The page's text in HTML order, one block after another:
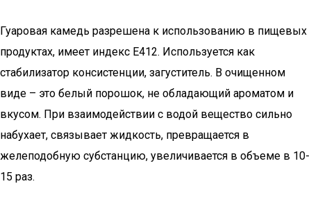
Гуаровая камедь разрешена к использованию в пищевых
продуктах, имеет индекс Е412. Используется как
стабилизатор консистенции, загуститель. В очищенном
виде – это белый порошок, не обладающий ароматом и
вкусом. При взаимодействии с водой вещество сильно
набухает, связывает жидкость, превращается в
желеподобную субстанцию, увеличивается в объеме в 10-
15 раз.